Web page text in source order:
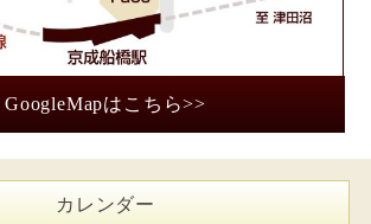
GoogleMapはこちら>>
カレンダー